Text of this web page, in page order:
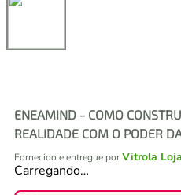
ENEAMIND - COMO
REALIDADE COM O PODER
Fornecido e entregue porVitrola
Carregando…